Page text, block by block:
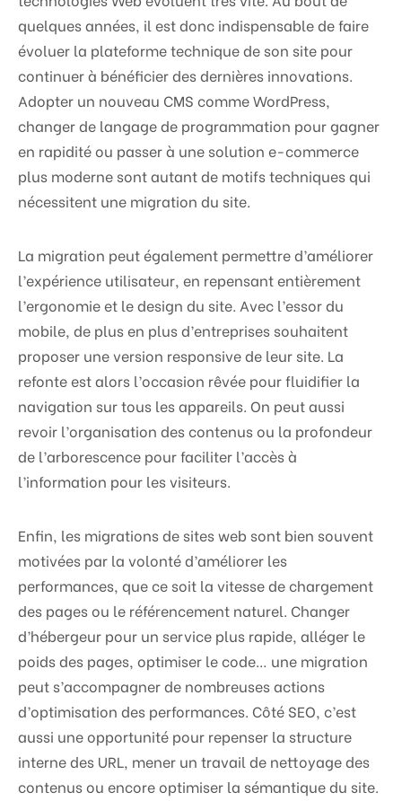
quelques années, il est donc indispensable de faire
évoluer la plateforme technique de son site pour
continuer à bénéficier des dernières innovations.
Adopter un nouveau CMS comme WordPress,
changer de langage de programmation pour gagner
en rapidité ou passer à une solution e-commerce
plus moderne sont autant de motifs techniques qui
nécessitent une migration du site.
La migration peut également permettre d’améliorer
l’expérience utilisateur, en repensant entièrement
l’ergonomie et le design du site. Avec l’essor du
mobile, de plus en plus d’entreprises souhaitent
proposer une version responsive de leur site. La
refonte est alors l’occasion rêvée pour fluidifier la
navigation sur tous les appareils. On peut aussi
revoir l’organisation des contenus ou la profondeur
de l’arborescence pour faciliter l’accès à
l’information pour les visiteurs.
Enfin, les migrations de sites web sont bien souvent
motivées par la volonté d’améliorer les
performances, que ce soit la vitesse de chargement
des pages ou le référencement naturel. Changer
d’hébergeur pour un service plus rapide, alléger le
poids des pages, optimiser le code… une migration
peut s’accompagner de nombreuses actions
d’optimisation des performances. Côté SEO, c’est
aussi une opportunité pour repenser la structure
interne des URL, mener un travail de nettoyage des
contenus ou encore optimiser la sémantique du site.